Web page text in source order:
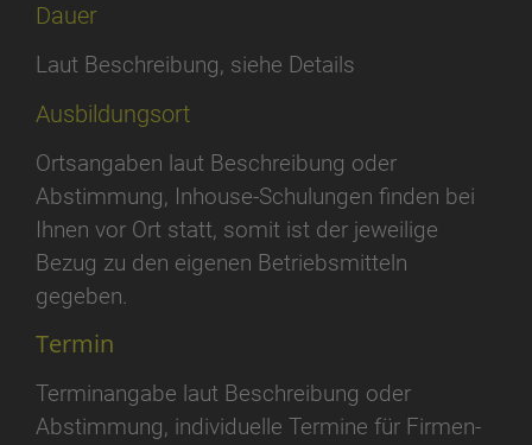
Dauer
Laut Beschreibung, siehe Details
Ausbildungsort
Ortsangaben laut Beschreibung oder
Abstimmung, Inhouse-Schulungen finden bei
Ihnen vor Ort statt, somit ist der jeweilige
Bezug zu den eigenen Betriebsmitteln
gegeben.
Termin
Terminangabe laut Beschreibung oder
Abstimmung, individuelle Termine für Firmen-